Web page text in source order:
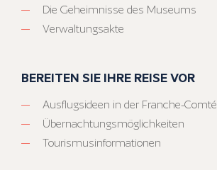
Die Geheimnisse des Museums
Verwaltungsakte
BEREITEN SIE IHRE REISE VOR
Ausflugsideen in der Franche-Comté
Übernachtungsmöglichkeiten
Tourismusinformationen